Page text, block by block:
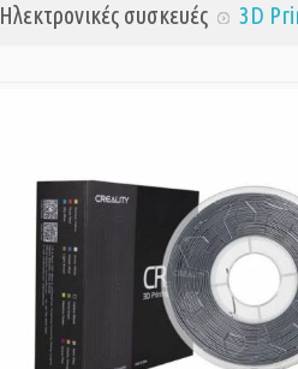
Ηλεκτρονικές συσκευές 3D